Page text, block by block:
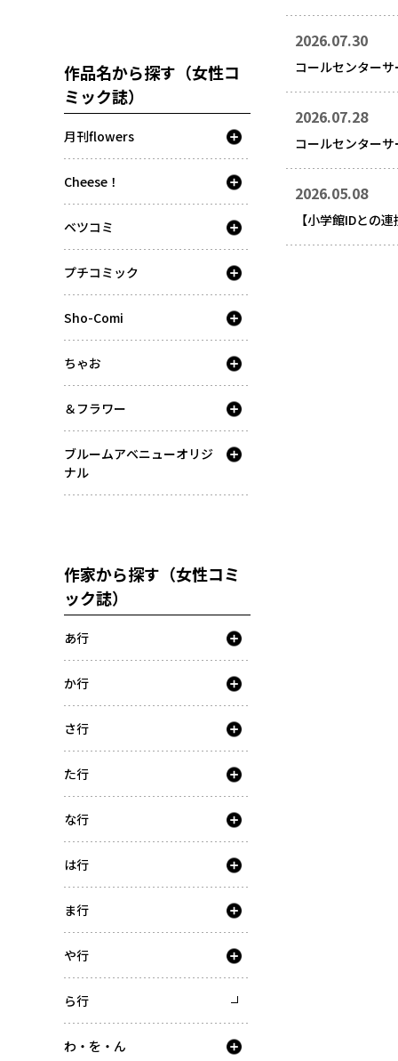
作品名から探す（女性コ
ミック誌）
月刊flowers
Cheese！
ベツコミ
プチコミック
Sho-Comi
ちゃお
＆フラワー
ブルームアベニューオリジ
ナル
作家から探す（女性コミ
ック誌）
あ行
か行
さ行
た行
な行
は行
ま行
や行
ら行
わ・を・ん
2026.07.30
コールセンター
2026.07.28
コールセンター
2026.05.08
【小学館IDとの